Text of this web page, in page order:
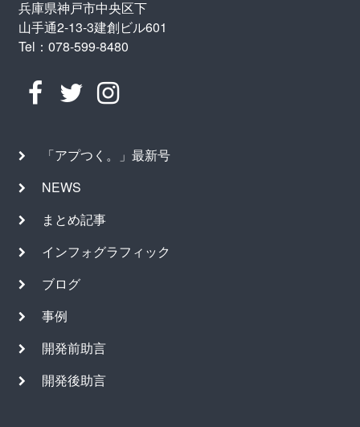
兵庫県神戸市中央区下
山手通2-13-3建創ビル601
Tel：078-599-8480
「アプつく。」最新号
NEWS
まとめ記事
インフォグラフィック
ブログ
事例
開発前助言
開発後助言